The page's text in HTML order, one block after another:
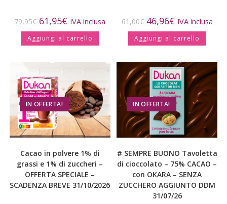
79,95€ 61,95€ IVA inclusa
Aggiungi al carrello
61,00€ 46,96€ IVA inclusa
Aggiungi al carrello
IN OFFERTA!
Cacao in polvere 1% di
grassi e 1% di zuccheri –
OFFERTA SPECIALE –
SCADENZA BREVE 31/10/2026
IN OFFERTA!
# SEMPRE BUONO Tavoletta
di cioccolato – 75% CACAO –
con OKARA – SENZA
ZUCCHERO AGGIUNTO DDM
31/07/26